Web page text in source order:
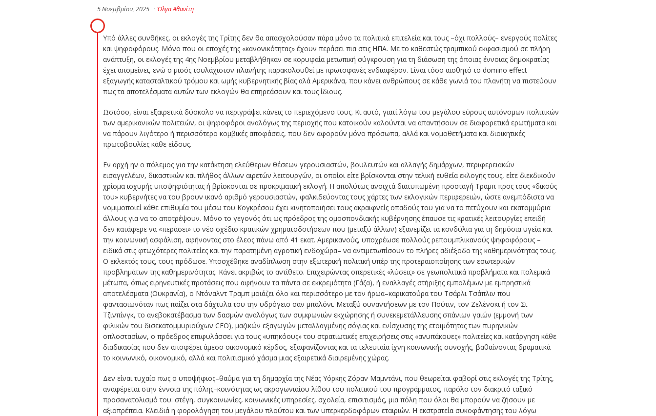
5 Νοεμβρίου, 2025 · Όλγα Αθανίτη
Υπό άλλες συνθήκες, οι εκλογές της Τρίτης δεν θα απασχολούσαν πάρα μόνο τα πολιτικά επιτελεία και τους –όχι πολλούς– ενεργούς πολίτες
και ψηφοφόρους. Μόνο που οι εποχές της «κανονικότητας» έχουν περάσει πια στις ΗΠΑ. Με το καθεστώς τραμπικού εκφασισμού σε πλήρη
ανάπτυξη, οι εκλογές της 4ης Νοεμβρίου μεταβλήθηκαν σε κορυφαία μετωπική σύγκρουση για τη διάσωση της όποιας έννοιας δημοκρατίας
έχει απομείνει, ενώ ο μισός τουλάχιστον πλανήτης παρακολουθεί με πρωτοφανές ενδιαφέρον. Είναι τόσο αισθητό το domino effect
εξαγωγής κατασταλτικού τρόμου και ωμής κυβερνητικής βίας αλά Αμερικάνα, που κάνει ανθρώπους σε κάθε γωνιά του πλανήτη να πιστεύουν
πως τα αποτελέσματα αυτών των εκλογών θα επηρεάσουν και τους ίδιους.
Ωστόσο, είναι εξαιρετικά δύσκολο να περιγράψει κάνεις το περιεχόμενο τους. Κι αυτό, γιατί λόγω του μεγάλου εύρους αυτόνομων πολιτικών
των αμερικανικών πολιτειών, οι ψηφοφόροι αναλόγως της περιοχής που κατοικούν καλούνται να απαντήσουν σε διαφορετικά ερωτήματα και
να πάρουν λιγότερο ή περισσότερο κομβικές αποφάσεις, που δεν αφορούν μόνο πρόσωπα, αλλά και νομοθετήματα και διοικητικές
πρωτοβουλίες κάθε είδους.
Εν αρχή ην ο πόλεμος για την κατάκτηση ελεύθερων θέσεων γερουσιαστών, βουλευτών και αλλαγής δημάρχων, περιφερειακών
εισαγγελέων, δικαστικών και πλήθος άλλων αιρετών λειτουργών, οι οποίοι είτε βρίσκονται στην τελική ευθεία εκλογής τους, είτε διεκδικούν
χρίσμα ισχυρής υποψηφιότητας ή βρίσκονται σε προκριματική εκλογή. Η απολύτως ανοιχτά διατυπωμένη προσταγή Τραμπ προς τους «δικούς
του» κυβερνήτες να του βρουν ικανό αριθμό γερουσιαστών, φαλκιδεύοντας τους χάρτες των εκλογικών περιφερειών, ώστε ανεμπόδιστα να
νομιμοποιεί κάθε επιθυμία του μέσω του Κογκρέσου έχει κινητοποιήσει τους ακραιφνείς οπαδούς του για να το πετύχουν και εκατομμύρια
άλλους για να το αποτρέψουν. Μόνο το γεγονός ότι ως πρόεδρος της ομοσπονδιακής κυβέρνησης έπαυσε τις κρατικές λειτουργίες επειδή
δεν κατάφερε να «περάσει» το νέο σχέδιο κρατικών χρηματοδοτήσεων που (μεταξύ άλλων) εξανεμίζει τα κονδύλια για τη δημόσια υγεία και
την κοινωνική ασφάλιση, αφήνοντας στο έλεος πάνω από 41 εκατ. Αμερικανούς, υποχρέωσε πολλούς ρεπουμπλικανούς ψηφοφόρους –
ειδικά στις φτωχότερες πολιτείες και την παρατημένη αγροτική ενδοχώρα– να αντιμετωπίσουν το πλήρες αδιέξοδο της καθημερινότητας τους.
Ο εκλεκτός τους, τους πρόδωσε. Υποσχέθηκε αναδίπλωση στην εξωτερική πολιτική υπέρ της προτεραιοποίησης των εσωτερικών
προβλημάτων της καθημερινότητας. Κάνει ακριβώς το αντίθετο. Επιχειρώντας οπερετικές «λύσεις» σε γεωπολιτικά προβλήματα και πολεμικά
μέτωπα, όπως ειρηνευτικές προτάσεις που αφήνουν τα πάντα σε εκκρεμότητα (Γάζα), ή εναλλαγές στήριξης εμπολέμων με εμπρηστικά
αποτελέσματα (Ουκρανία), ο Ντόναλντ Τραμπ μοιάζει όλο και περισσότερο με τον ήρωα–καρικατούρα του Τσάρλι Τσάπλιν που
φαντασιωνόταν πως παίζει στα δάχτυλα του την υδρόγειο σαν μπαλόνι. Μεταξύ συναντήσεων με τον Πούτιν, τον Ζελένσκι ή τον Σι
Τζινπίνγκ, το ανεβοκατέβασμα των δασμών αναλόγως των συμφωνιών εκχώρησης ή συνεκεμετάλλευσης σπάνιων γαιών (εμμονή των
φιλικών του δισεκατομμυριούχων CEO), μαζικών εξαγωγών μεταλλαγμένης σόγιας και ενίσχυσης της ετοιμότητας των πυρηνικών
οπλοστασίων, ο πρόεδρος επιφυλάσσει για τους «υπηκόους» του στρατιωτικές επιχειρήσεις στις «ανυπάκουες» πολιτείες και κατάργηση κάθε
διαδικασίας που δεν αποφέρει άμεσο οικονομικό κέρδος, εξαφανίζοντας και τα τελευταία ίχνη κοινωνικής συνοχής, βαθαίνοντας δραματικά
το κοινωνικό, οικονομικό, αλλά και πολιτισμικό χάσμα μιας εξαιρετικά διαιρεμένης χώρας.
Δεν είναι τυχαίο πως ο υποψήφιος–θαύμα για τη δημαρχία της Νέας Υόρκης Ζόραν Μαμντάνι, που θεωρείται φαβορί στις εκλογές της Τρίτης,
αναφέρεται στην έννοια της πόλης–κοινότητας ως ακρογωνιαίου λίθου του πολιτικού του προγράμματος, παρόλο τον διακριτό ταξικό
προσανατολισμό του: στέγη, συγκοινωνίες, κοινωνικές υπηρεσίες, σχολεία, επισιτισμός, μια πόλη που όλοι θα μπορούν να ζήσουν με
αξιοπρέπεια. Κλειδιά η φορολόγηση του μεγάλου πλούτου και των υπερκερδοφόρων εταιριών. Η εκστρατεία συκοφάντησης του λόγω